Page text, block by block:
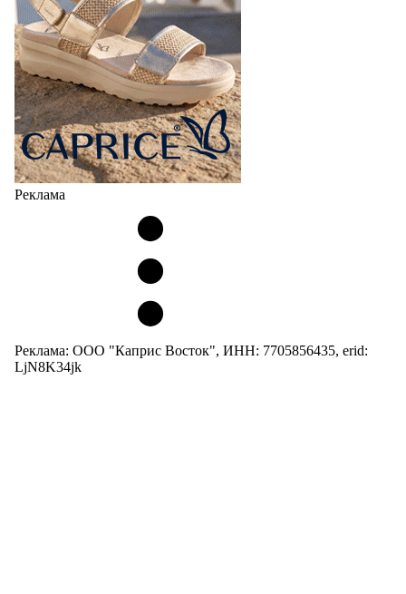
Реклама
Реклама: ООО "Каприс Восток", ИНН: 7705856435, erid:
LjN8K34jk